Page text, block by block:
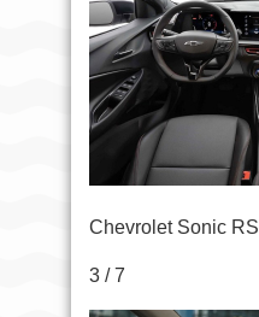
Chevrolet Sonic RS
3 / 7